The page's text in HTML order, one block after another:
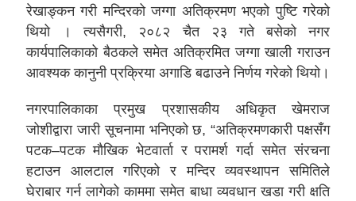
रेखाङ्कन गरी मन्दिरको जग्गा अतिक्रमण भएको पुष्टि गरेको
थियो । त्यसैगरी, २०८२ चैत २३ गते बसेको नगर
कार्यपालिकाको बैठकले समेत अतिक्रमित जग्गा खाली गराउन
आवश्यक कानुनी प्रक्रिया अगाडि बढाउने निर्णय गरेको थियो।
नगरपालिकाका प्रमुख प्रशासकीय अधिकृत खेमराज
जोशीद्वारा जारी सूचनामा भनिएको छ, “अतिक्रमणकारी पक्षसँग
पटक–पटक मौखिक भेटवार्ता र परामर्श गर्दा समेत संरचना
हटाउन आलटाल गरिएको र मन्दिर व्यवस्थापन समितिले
घेराबार गर्न लागेको काममा समेत बाधा व्यवधान खडा गरी क्षति